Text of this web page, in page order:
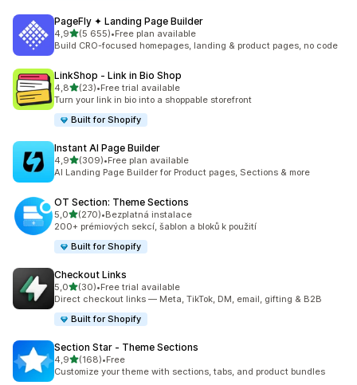
PageFly ✦ Landing Page Builder
4,9z 5 hvězd
(5 655)
Celkový počet recenzí: 5655
•Free plan available
Build CRO-focused homepages, landing & product pages, no code
LinkShop ‑ Link in Bio Shop
4,8z 5 hvězd
(23)
Celkový počet recenzí: 23
•Free trial available
Turn your link in bio into a shoppable storefront
Built for Shopify
Instant AI Page Builder
4,9z 5 hvězd
(309)
Celkový počet recenzí: 309
•Free plan available
AI Landing Page Builder for Product pages, Sections & more
OT Section: Theme Sections
5,0z 5 hvězd
(270)
Celkový počet recenzí: 270
•Bezplatná instalace
200+ prémiových sekcí, šablon a bloků k použití
Built for Shopify
Checkout Links
5,0z 5 hvězd
(30)
Celkový počet recenzí: 30
•Free trial available
Direct checkout links — Meta, TikTok, DM, email, gifting & B2B
Built for Shopify
Section Star ‑ Theme Sections
4,9z 5 hvězd
(168)
Celkový počet recenzí: 168
•Free
Customize your theme with sections, tabs, and product bundles